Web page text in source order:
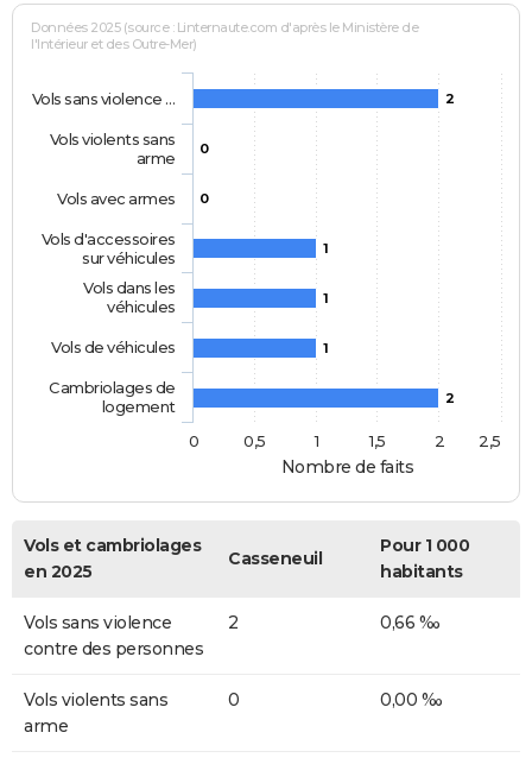
Nombre de faits
Données 2025 (source : Linternaute.com d'après le Ministère de
l'Intérieur et des Outre-Mer)
2
0
0
1
1
1
2
Vols sans violence …
Vols violents sans
arme
Vols avec armes
Vols d'accessoires
sur véhicules
Vols dans les
véhicules
Vols de véhicules
Cambriolages de
logement
0
0,5 1 1,5 2 2,5
Vols et cambriolages
en 2025
Casseneuil
Pour 1 000
habitants
Vols sans violence
contre des personnes
2 0,66 ‰
Vols violents sans
arme
0 0,00 ‰